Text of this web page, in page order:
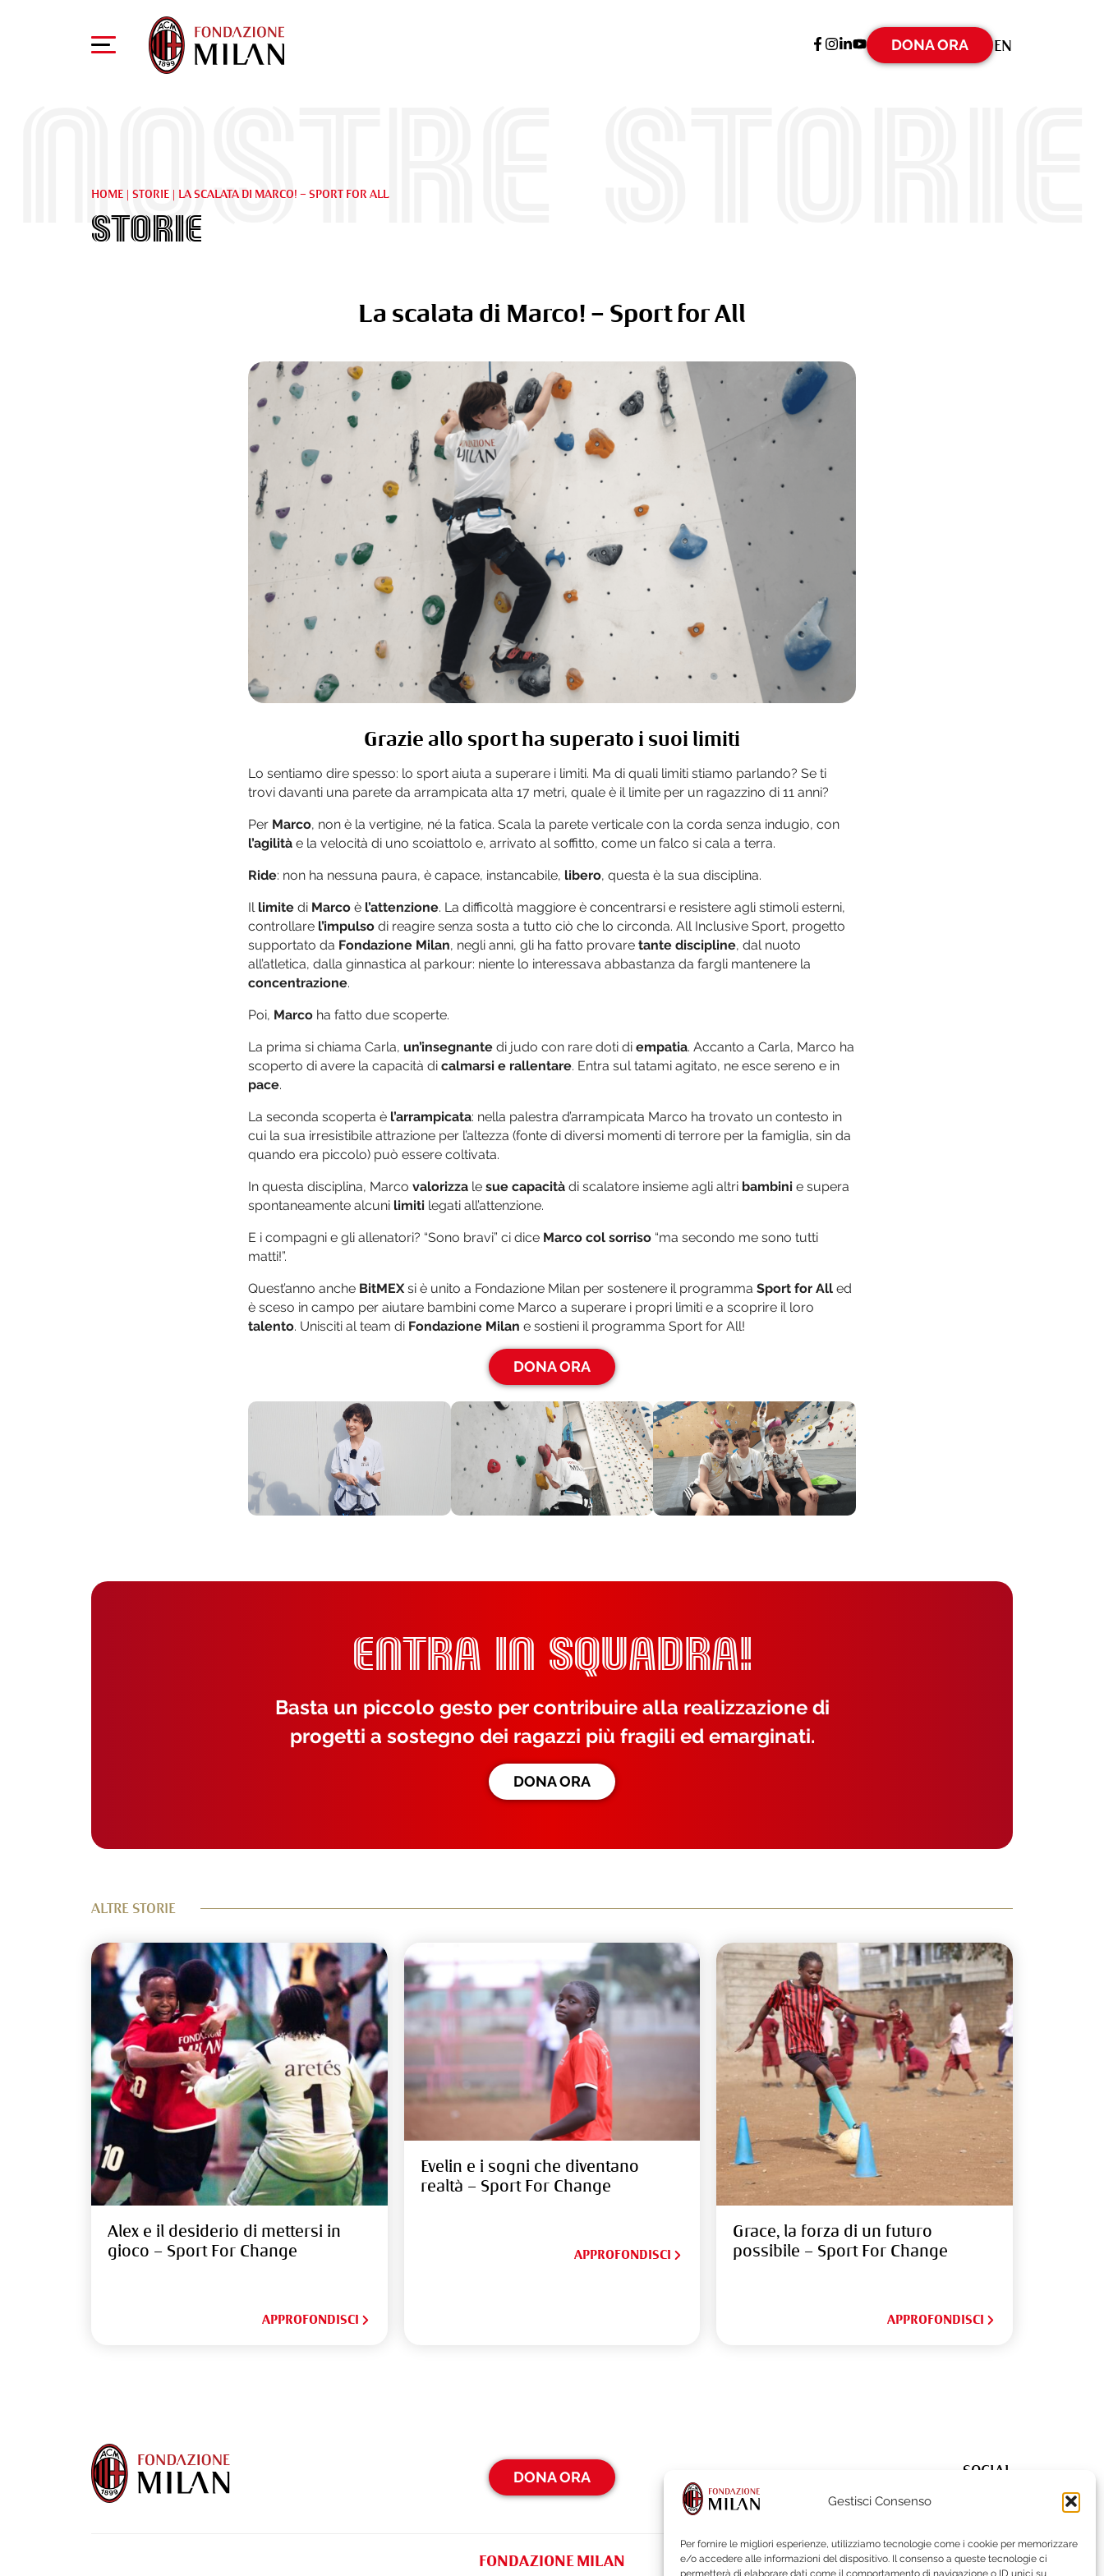
Gestisci Consenso
Per fornire le migliori esperienze, utilizziamo tecnologie come i cookie per memorizzare
e/o accedere alle informazioni del dispositivo. Il consenso a queste tecnologie ci
permetterà di elaborare dati come il comportamento di navigazione o ID unici su
DONA ORA EN
Nostre storie
HOME | STORIE | LA SCALATA DI MARCO! – SPORT FOR ALL
Storie
La scalata di Marco! – Sport for All
Grazie allo sport ha superato i suoi limiti
Lo sentiamo dire spesso: lo sport aiuta a superare i limiti. Ma di quali limiti stiamo parlando? Se ti
trovi davanti una parete da arrampicata alta 17 metri, quale è il limite per un ragazzino di 11 anni?
Per Marco, non è la vertigine, né la fatica. Scala la parete verticale con la corda senza indugio, con
l’agilità e la velocità di uno scoiattolo e, arrivato al soffitto, come un falco si cala a terra.
Ride: non ha nessuna paura, è capace, instancabile, libero, questa è la sua disciplina.
Il limite di Marco è l’attenzione. La difficoltà maggiore è concentrarsi e resistere agli stimoli esterni,
controllare l’impulso di reagire senza sosta a tutto ciò che lo circonda. All Inclusive Sport, progetto
supportato da Fondazione Milan, negli anni, gli ha fatto provare tante discipline, dal nuoto
all’atletica, dalla ginnastica al parkour: niente lo interessava abbastanza da fargli mantenere la
concentrazione.
Poi, Marco ha fatto due scoperte.
La prima si chiama Carla, un’insegnante di judo con rare doti di empatia. Accanto a Carla, Marco ha
scoperto di avere la capacità di calmarsi e rallentare. Entra sul tatami agitato, ne esce sereno e in
pace.
La seconda scoperta è l’arrampicata: nella palestra d’arrampicata Marco ha trovato un contesto in
cui la sua irresistibile attrazione per l’altezza (fonte di diversi momenti di terrore per la famiglia, sin da
quando era piccolo) può essere coltivata.
In questa disciplina, Marco valorizza le sue capacità di scalatore insieme agli altri bambini e supera
spontaneamente alcuni limiti legati all’attenzione.
E i compagni e gli allenatori? “Sono bravi” ci dice Marco col sorriso “ma secondo me sono tutti
matti!”.
Quest’anno anche BitMEX si è unito a Fondazione Milan per sostenere il programma Sport for All ed
è sceso in campo per aiutare bambini come Marco a superare i propri limiti e a scoprire il loro
talento. Unisciti al team di Fondazione Milan e sostieni il programma Sport for All!
DONA ORA
ENTRA IN SQUADRA!
Basta un piccolo gesto per contribuire alla realizzazione di
progetti a sostegno dei ragazzi più fragili ed emarginati.
DONA ORA
ALTRE STORIE
Alex e il desiderio di mettersi in
gioco – Sport For Change
APPROFONDISCI
Evelin e i sogni che diventano
realtà – Sport For Change
APPROFONDISCI
Grace, la forza di un futuro
possibile – Sport For Change
APPROFONDISCI
DONA ORA SOCIAL
FONDAZIONE MILAN